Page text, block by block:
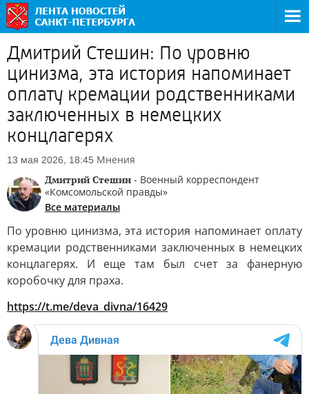
Дмитрий Стешин: По уровню
цинизма, эта история напоминает
оплату кремации родственниками
заключенных в немецких
концлагерях
13 мая 2026, 18:45 Мнения
Дмитрий Стешин - Военный корреспондент
«Комсомольской правды»
Все материалы
По уровню цинизма, эта история напоминает оплату
кремации родственниками заключенных в немецких
концлагерях. И еще там был счет за фанерную
коробочку для праха.
https://t.me/deva_divna/16429